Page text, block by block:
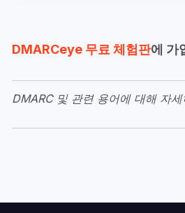
DMARCeye 무료 체험판에 가
DMARC 및 관련 용어에 대해 자